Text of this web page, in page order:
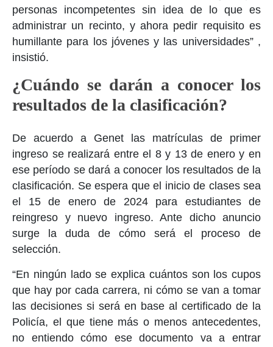
personas incompetentes sin idea de lo que es
administrar un recinto, y ahora pedir requisito es
humillante para los jóvenes y las universidades” ,
insistió.
¿Cuándo se darán a conocer los
resultados de la clasificación?
De acuerdo a Genet las matrículas de primer
ingreso se realizará entre el 8 y 13 de enero y en
ese período se dará a conocer los resultados de la
clasificación. Se espera que el inicio de clases sea
el 15 de enero de 2024 para estudiantes de
reingreso y nuevo ingreso. Ante dicho anuncio
surge la duda de cómo será el proceso de
selección.
“En ningún lado se explica cuántos son los cupos
que hay por cada carrera, ni cómo se van a tomar
las decisiones si será en base al certificado de la
Policía, el que tiene más o menos antecedentes,
no entiendo cómo ese documento va a entrar